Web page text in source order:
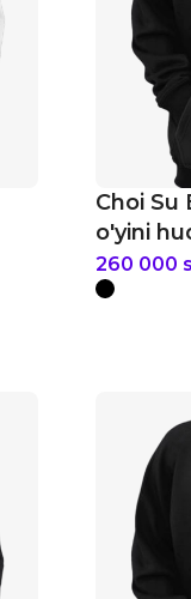
Choi Su
o'yini
260 000